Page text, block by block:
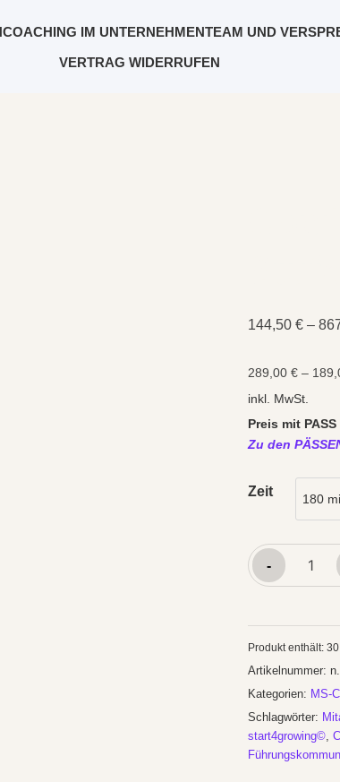
COACHING IM UNTERNEHMENTEAM UND
VERTRAG WIDERRUFEN
144,50 €–
289,00 €–
inkl. MwSt.
Preis mit
Zu den
Zeit
-
Copilot*:
CHANGE
1
Produkt enthält:
Artikelnummer:
Kategorien: MS-
Schlagwörter:
start4growing©,